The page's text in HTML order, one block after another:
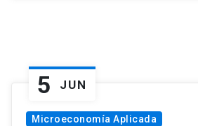
5 JUN
Microeconomía Aplicada